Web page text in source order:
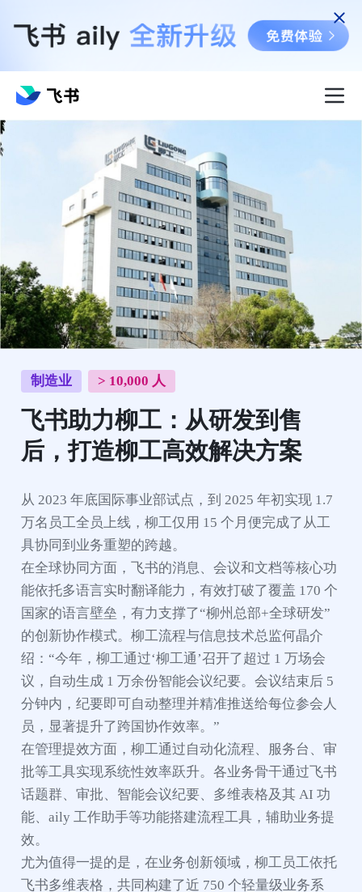
制造业 > 10,000 人
飞书助力柳工：从研发到售
后，打造柳工高效解决方案
从 2023 年底国际事业部试点，到 2025 年初实现 1.7
万名员工全员上线，柳工仅用 15 个月便完成了从工
具协同到业务重塑的跨越。
在全球协同方面，飞书的消息、会议和文档等核心功
能依托多语言实时翻译能力，有效打破了覆盖 170 个
国家的语言壁垒，有力支撑了“柳州总部+全球研发”
的创新协作模式。柳工流程与信息技术总监何晶介
绍：“今年，柳工通过‘柳工通’召开了超过 1 万场会
议，自动生成 1 万余份智能会议纪要。会议结束后 5
分钟内，纪要即可自动整理并精准推送给每位参会人
员，显著提升了跨国协作效率。”
在管理提效方面，柳工通过自动化流程、服务台、审
批等工具实现系统性效率跃升。各业务骨干通过飞书
话题群、审批、智能会议纪要、多维表格及其 AI 功
能、aily 工作助手等功能搭建流程工具，辅助业务提
效。
尤为值得一提的是，在业务创新领域，柳工员工依托
飞书多维表格，共同构建了近 750 个轻量级业务系